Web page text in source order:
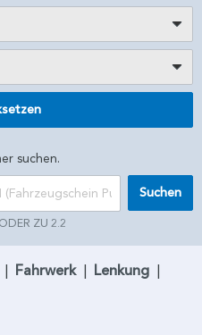
suchen.
ZU 2.2
Suchen
| Fahrwerk | Lenkung |